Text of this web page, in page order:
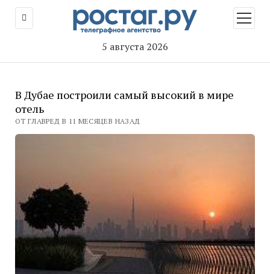
5 августа 2026
меню
В Дубае построили самый высокий в мире
отель
ОТ ГЛАВРЕД В 11 МЕСЯЦЕВ НАЗАД